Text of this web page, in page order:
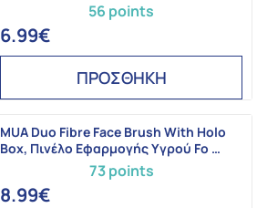
56 points
6.99€
ΠΡΟΣΘΗΚΗ
73 points
MUA Duo Fibre Face Brush With Holo
Box, Πινέλο Εφαρμογής Υγρού Fo …
8.99€